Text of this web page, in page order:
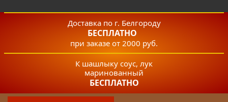
Доставка по г. Белгороду
БЕСПЛАТНО
при заказе от 2000 руб.
К шашлыку соус, лук
маринованный
БЕСПЛАТНО